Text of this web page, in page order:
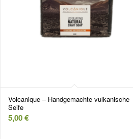
Volcanique – Handgemachte vulkanische
Seife
5,00€